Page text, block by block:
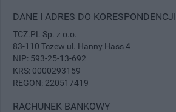
DANE I ADRES DO KORESPONDENCJI
TCZ.PL Sp. z o.o.
83-110 Tczew ul. Hanny Hass 4
NIP: 593-25-13-692
KRS: 0000293159
REGON: 220517419
RACHUNEK BANKOWY